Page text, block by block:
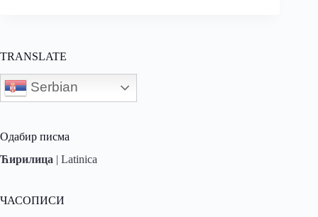
TRANSLATE
Serbian
Одабир писма
Ћирилица | Latinica
ЧАСОПИСИ